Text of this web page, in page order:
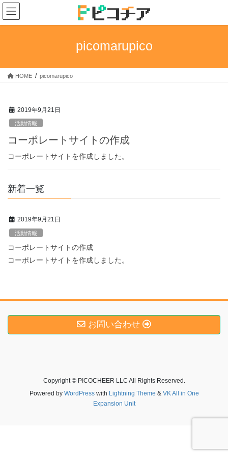
コ
ン
テ
ス
ナ
ビ
ゲ
ン
picomarupico
HOME picomarupico
2019年9月21日
活動情報
コーポレートサイトの作成
コーポレートサイトを作成しました。
新着一覧
2019年9月21日
活動情報
コーポレートサイトの作成
コーポレートサイトを作成しました。
お問い合わせ
Copyright © PICOCHEER LLC All Rights Reserved.
Powered by WordPresswith Lightning Theme & VK All in One
Expansion Unit